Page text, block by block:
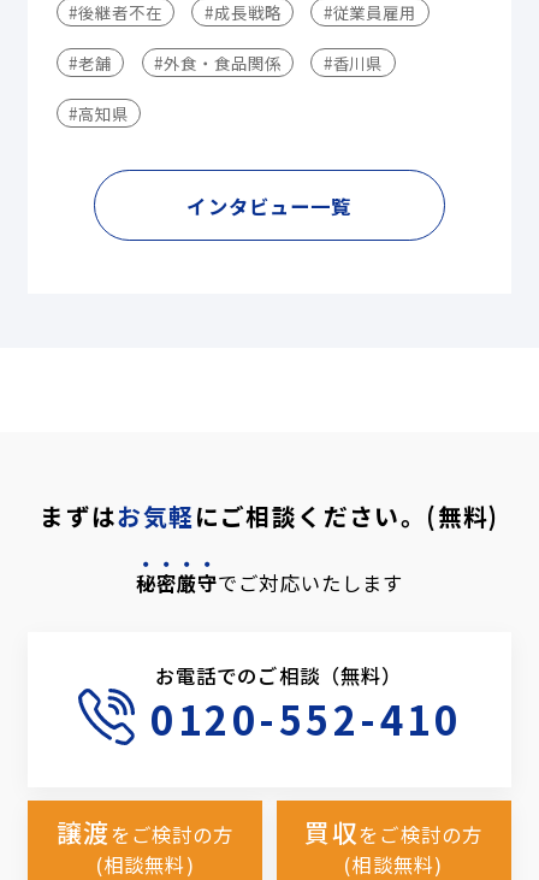
#後継者不在 #成長戦略 #従業員雇用
#老舗 #外食・食品関係 #香川県
#高知県
インタビュー一覧
まずはお気軽にご相談ください。(無料)
秘密厳守でご対応いたします
お電話でのご相談（無料）
0120-552-410
譲渡をご検討の方
(相談無料)
買収をご検討の方
(相談無料)